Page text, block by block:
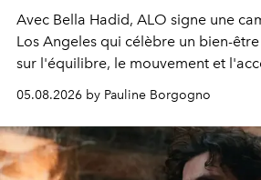
Avec Bella Hadid, ALO signe une
Los Angeles qui célèbre un bien-
sur l'équilibre, le mouvement et
05.08.2026 by Pauline Borgogno